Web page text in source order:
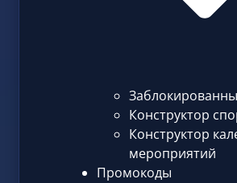
Конструктор
Конструктор
мероприятий
Промокоды